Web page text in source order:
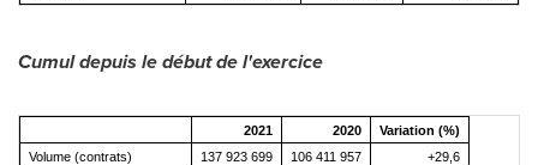
Cumul depuis le début de l'exercice
2021 2020
Variation (%)
Volume (contrats)
137 923 699 106 411 957
+29,6